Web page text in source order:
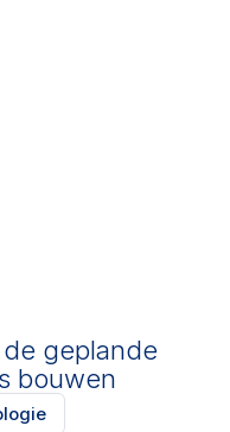
de geplande
bouwen